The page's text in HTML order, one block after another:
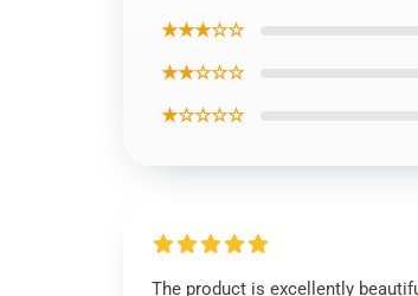
★★★☆☆
★★☆☆☆
★☆☆☆☆
The product is excellently